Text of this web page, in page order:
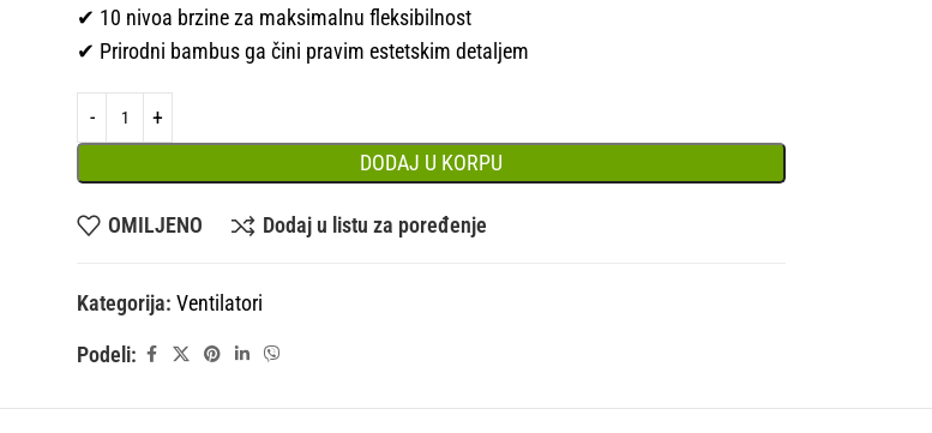
✔ 10 nivoa brzine za maksimalnu fleksibilnost
✔ Prirodni bambus ga čini pravim estetskim detaljem
DODAJ U KORPU
OMILJENO Dodaj u listu za poređenje
Kategorija: Ventilatori
Podeli: